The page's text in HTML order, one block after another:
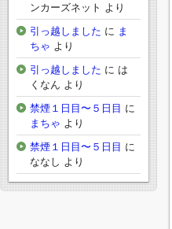
ンカーズネット より
引っ越しました に ま
ちゃ より
引っ越しました に は
くなん より
禁煙１日目〜５日目 に
まちゃ より
禁煙１日目〜５日目 に
ななし より